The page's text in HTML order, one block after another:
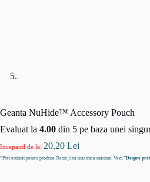
Geanta NuHide™ Accessory Pouch
Evaluat la 4.00 din 5 pe baza unei
Incepand de la: 20,20 Lei
*Pret estimat pentru produse Natur, cea mai mica marime. Vezi "Despre